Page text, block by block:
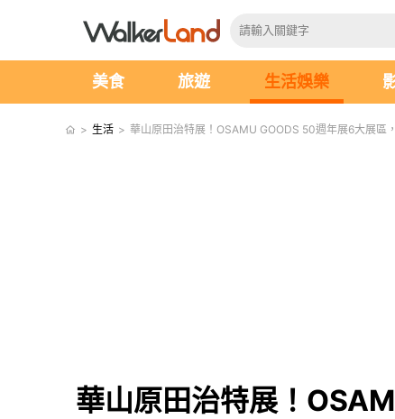
美食 旅遊 生活娛樂
> 生活 > 華山原田治特展！OSAMU GOODS 50週年展6大展區
華山原田治特展！